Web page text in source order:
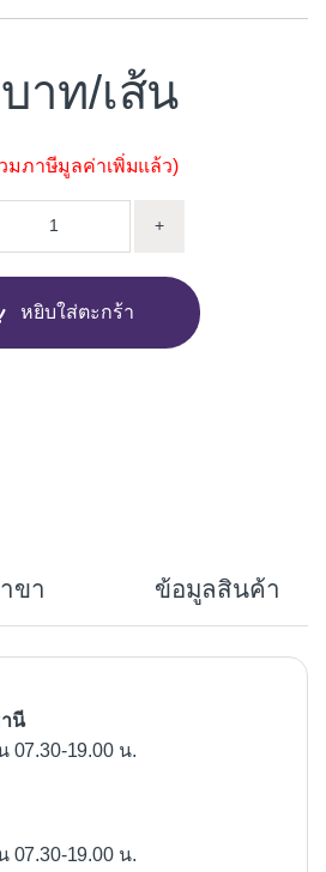
/เส้น
มภาษีมูลค่าเพิ่มแล้ว)
+
หยิบใส่ตะกร้า
ขา ข้อมูลสินค้า
นี
07.30-19.00 น.
07.30-19.00 น.